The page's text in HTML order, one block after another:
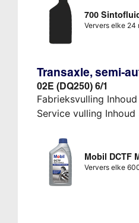
700
Ververs elke
Transaxle, semi-
02E (DQ250) 6/1
Fabrieksvulling
Service vulling
Mobil DCTF
Ververs elke